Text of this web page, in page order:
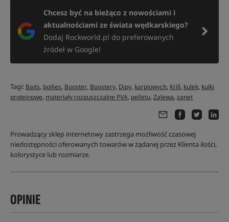
Chcesz być na bieżąco z nowościami i
aktualnościami ze świata wędkarskiego?
Dodaj Rockworld.pl do preferowanych
źródeł w Google!
Tagi: Baits, boilies, Booster, Boostery, Dipy, karpiowych, Krill, kulek, kulki
proteinowe, materiały rozpuszczalne PVA, pelletu,Zalewa,zanęt
Prowadzący sklep internetowy zastrzega możliwość czasowej
niedostępności oferowanych towarów w żądanej przez Klienta ilości,
kolorystyce lub rozmiarze.
OPINIE